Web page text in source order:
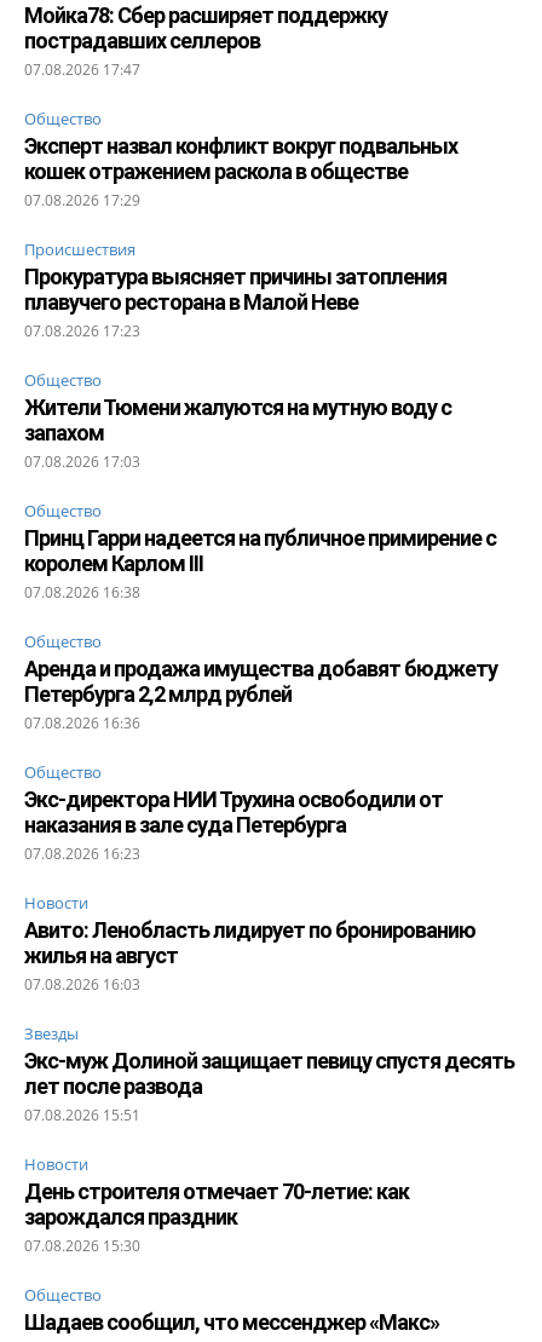
Мойка78: Сбер расширяет поддержку
пострадавших селлеров
07.08.2026 17:47
Общество
Эксперт назвал конфликт вокруг подвальных
кошек отражением раскола в обществе
07.08.2026 17:29
Происшествия
Прокуратура выясняет причины затопления
плавучего ресторана в Малой Неве
07.08.2026 17:23
Общество
Жители Тюмени жалуются на мутную воду с
запахом
07.08.2026 17:03
Общество
Принц Гарри надеется на публичное примирение с
королем Карлом III
07.08.2026 16:38
Общество
Аренда и продажа имущества добавят бюджету
Петербурга 2,2 млрд рублей
07.08.2026 16:36
Общество
Экс-директора НИИ Трухина освободили от
наказания в зале суда Петербурга
07.08.2026 16:23
Новости
Авито: Ленобласть лидирует по бронированию
жилья на август
07.08.2026 16:03
Звезды
Экс-муж Долиной защищает певицу спустя десять
лет после развода
07.08.2026 15:51
Новости
День строителя отмечает 70-летие: как
зарождался праздник
07.08.2026 15:30
Общество
Шадаев сообщил, что мессенджер «Макс»